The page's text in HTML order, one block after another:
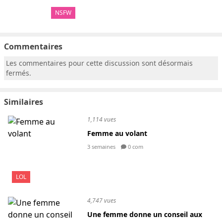
NSFW
Commentaires
Les commentaires pour cette discussion sont désormais
fermés.
Similaires
LOL
1,114 vues
Femme au volant
3 semaines 0 com
4,747 vues
Une femme donne un conseil aux